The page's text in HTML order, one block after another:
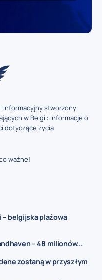
informacyjny stworzony
w Belgii: informacje o
dotyczące życia
ważne!
– belgijska plażowa
– 48 milionów...
zostaną w przyszłym